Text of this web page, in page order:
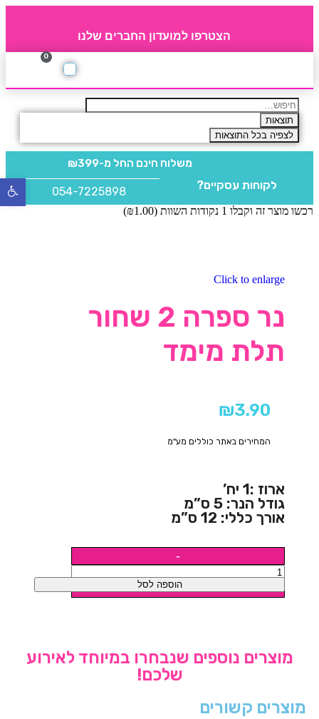
הצטרפו למועדון החברים שלנו
0
תוצאות
לצפיה בכל התוצאות
משלוח חינם החל מ-₪399
לקוחות עסקיים? 054-7225898
רכשו מוצר זה וקבלו 1 נקודות השוות ( ₪1.00
)
Click to enlarge
נר ספרה 2 שחור
תלת מימד
₪3.90
המחירים באתר כוללים מע"מ
ארוז :1 יח’
גודל הנר: 5 ס”מ
אורך כללי: 12 ס”מ
הוספה לסל
מוצרים נוספים שנבחרו במיוחד לאירוע
שלכם!
מוצרים קשורים
פתח